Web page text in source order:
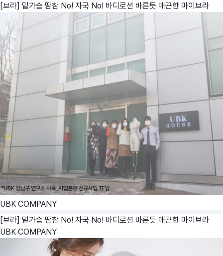
[브라] 밑가슴 땀참 No! 자국 No! 바디로션 바른듯 매끈한 마이브라
UBK COMPANY
[브라] 밑가슴 땀참 No! 자국 No! 바디로션 바른듯 매끈한 마이브라
UBK COMPANY